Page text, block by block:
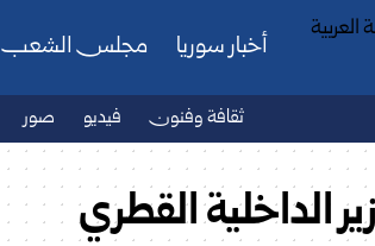
أخبار سوريا مجلس الشعب
ثقافة وفنون فيديو صور
الداخلية القطري